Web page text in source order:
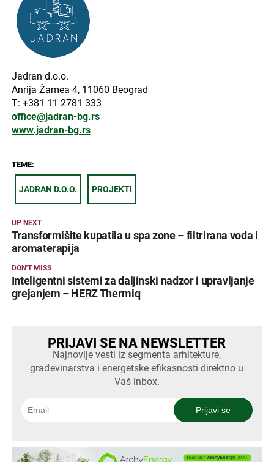
Jadran d.o.o.
Anrija Žamea 4, 11060 Beograd
T: +381 11 2781 333
office@jadran-bg.rs
www.jadran-bg.rs
TEME:
JADRAN D.O.O. PROJEKTI
UP NEXT
Transformišite kupatila u spa zone – filtrirana voda i
aromaterapija
DON'T MISS
Inteligentni sistemi za daljinski nadzor i upravljanje
grejanjem – HERZ Thermiq
PRIJAVI SE NA NEWSLETTER
Najnovije vesti iz segmenta arhitekture,
građevinarstva i energetske efikasnosti direktno u
Vaš inbox.